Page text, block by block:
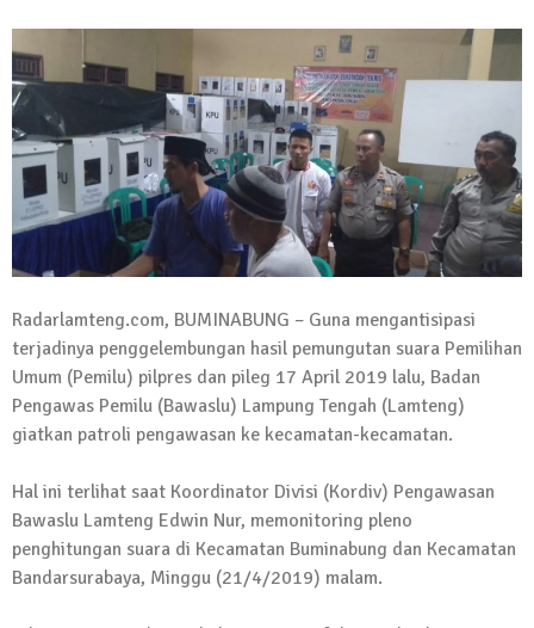
Puluhan Warga Dusun III Geruduk
Balai Kampung Pujobasuki, Tuntut
Kadus Untuk Mundur
4 September 2025 | 15:40
News Flash
iklan ucapan HUT RI
20 Agustus 2025 | 14:43
News Flash
Rumbia, Pelaku Ditangkap di Lamtim
26 Juli 2025 | 10:33
News Flash
Kejari Geledah Kantor Disporapar
Lamteng Terkait Dugaan Korupsi Dana
16 Oktober 2024 | 05:27
Berikut Jadwal Debat Kandidat Cabup-
Cawabup Lampung Tengah
Radarlamteng.com, BUMINABUNG – Guna mengantisipasi
terjadinya penggelembungan hasil pemungutan suara Pemilihan
Umum (Pemilu) pilpres dan pileg 17 April 2019 lalu, Badan
Pengawas Pemilu (Bawaslu) Lampung Tengah (Lamteng)
giatkan patroli pengawasan ke kecamatan-kecamatan.
Hal ini terlihat saat Koordinator Divisi (Kordiv) Pengawasan
Bawaslu Lamteng Edwin Nur, memonitoring pleno
penghitungan suara di Kecamatan Buminabung dan Kecamatan
Bandarsurabaya, Minggu (21/4/2019) malam.